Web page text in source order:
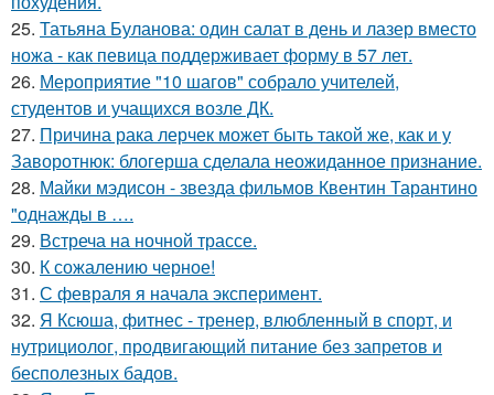
25. Татьяна Буланова: один салат в день и лазер вместо
ножа - как певица поддерживает форму в 57 лет.
26. Мероприятие "10 шагов" собрало учителей,
студентов и учащихся возле ДК.
27. Причина рака лерчек может быть такой же, как и у
Заворотнюк: блогерша сделала неожиданное признание.
28. Майки мэдисон - звезда фильмов Квентин Тарантино
"однажды в ….
29. Встреча на ночной трассе.
30. К сожалению черное!
31. С февраля я начала эксперимент.
32. Я Ксюша, фитнес - тренер, влюбленный в спорт, и
нутрициолог, продвигающий питание без запретов и
бесполезных бадов.